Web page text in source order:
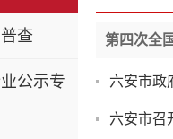
查
公示专
第四次全
六安市政
六安市召